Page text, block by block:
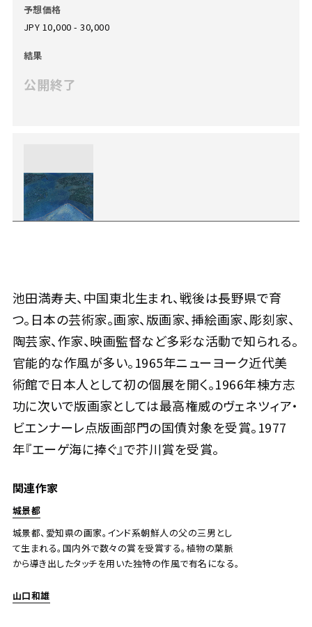
池田満寿夫、中国東北生まれ、戦後は長野県で育
つ。日本の芸術家。画家、版画家、挿絵画家、彫刻家、
陶芸家、作家、映画監督など多彩な活動で知られる。
官能的な作風が多い。1965年ニューヨーク近代美
術館で日本人として初の個展を開く。1966年棟方志
功に次いで版画家としては最高権威のヴェネツィア・
ビエンナーレ点版画部門の国債対象を受賞。1977
年『エーゲ海に捧ぐ』で芥川賞を受賞。
関連作家
城景都
城景都、愛知県の画家。インド系朝鮮人の父の三男とし
て生まれる。国内外で数々の賞を受賞する。植物の葉脈
から導き出したタッチを用いた独特の作風で有名になる。
山口和雄
予想価格
JPY 10,000 - 30,000
結果
公開終了
池田満寿夫 富士百景
主催 Jo's Auction
開催 2025/04/19
予想価格
JPY 30,000 - 60,000
結果
公開終了